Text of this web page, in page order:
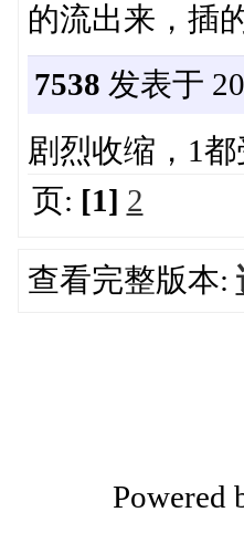
的流出来，插
7538 发表于
剧烈收缩，1都
页: [1] 2
查看完整版本:
Powered